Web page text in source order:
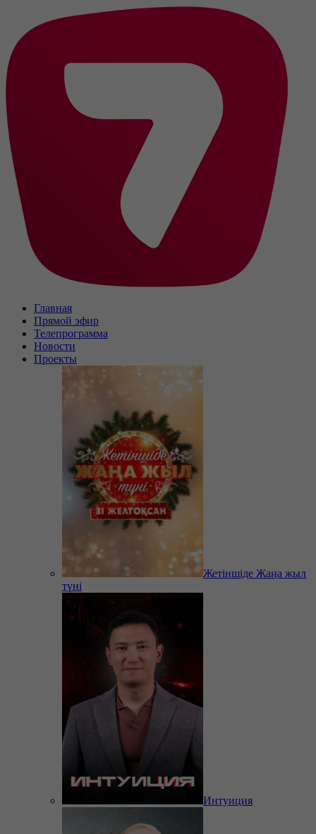
Главная
Прямой эфир
Телепрограмма
Новости
Проекты
Жетіншіде Жаңа жыл
түні
Интуиция